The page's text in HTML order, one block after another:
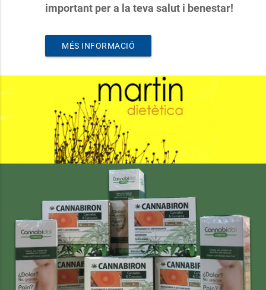
important per a la teva salut i benestar!
MÉS INFORMACIÓ